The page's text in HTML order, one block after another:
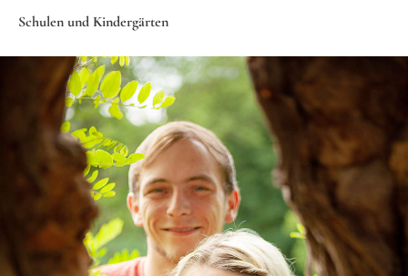
Schulen und Kindergärten